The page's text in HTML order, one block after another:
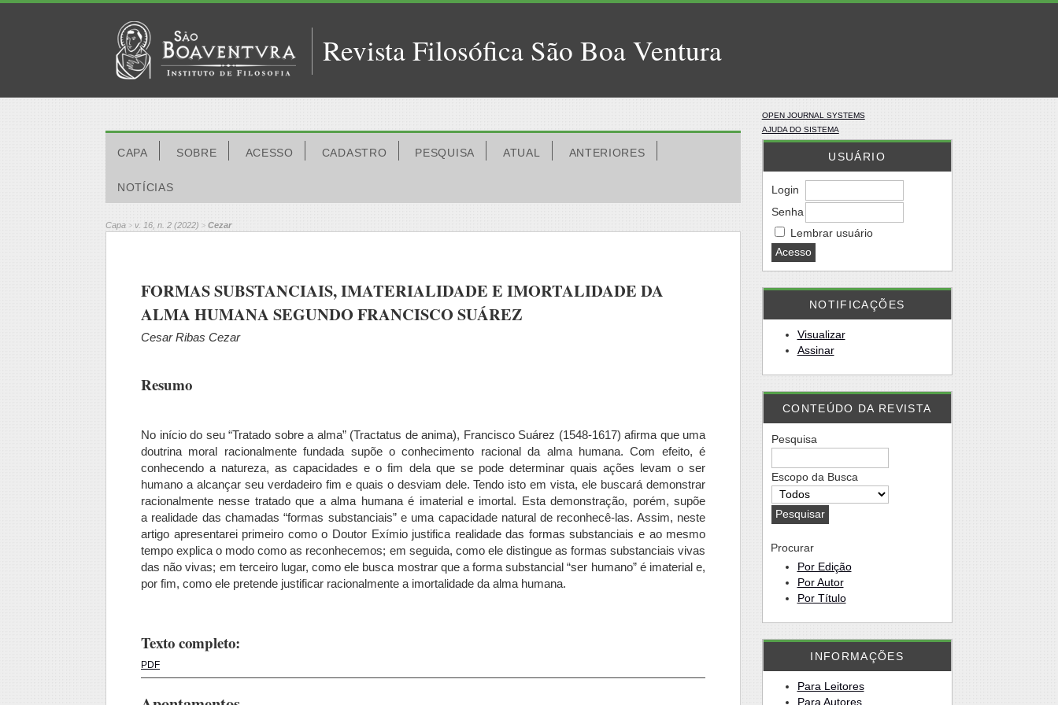
Revista Filosófica São Boa Ventura
OPEN JOURNAL SYSTEMS
AJUDA DO SISTEMA
USUÁRIO
Login
Senha
Lembrar usuário
NOTIFICAÇÕES
Visualizar
Assinar
CONTEÚDO DA REVISTA
Pesquisa
Escopo da Busca
Procurar
Por Edição
Por Autor
Por Título
INFORMAÇÕES
Para Leitores
Para Autores
CAPA SOBRE ACESSO CADASTRO PESQUISA ATUAL ANTERIORES
NOTÍCIAS
Capa >v. 16, n. 2 (2022) >Cezar
FORMAS SUBSTANCIAIS, IMATERIALIDADE E IMORTALIDADE DA
ALMA HUMANA SEGUNDO FRANCISCO SUÁREZ
Cesar Ribas Cezar
Resumo
No início do seu “Tratado sobre a alma” (Tractatus de anima), Francisco Suárez (1548-1617) afirma que uma
doutrina moral racionalmente fundada supõe o conhecimento racional da alma humana. Com efeito, é
conhecendo a natureza, as capacidades e o fim dela que se pode determinar quais ações levam o ser
humano a alcançar seu verdadeiro fim e quais o desviam dele. Tendo isto em vista, ele buscará demonstrar
racionalmente nesse tratado que a alma humana é imaterial e imortal. Esta demonstração, porém, supõe
a realidade das chamadas “formas substanciais” e uma capacidade natural de reconhecê-las. Assim, neste
artigo apresentarei primeiro como o Doutor Exímio justifica realidade das formas substanciais e ao mesmo
tempo explica o modo como as reconhecemos; em seguida, como ele distingue as formas substanciais vivas
das não vivas; em terceiro lugar, como ele busca mostrar que a forma substancial “ser humano” é imaterial e,
por fim, como ele pretende justificar racionalmente a imortalidade da alma humana.
Texto completo:
PDF